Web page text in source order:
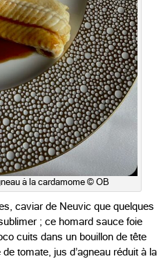
à la cardamome © OB
caviar de Neuvic que quelques
; ce homard sauce foie
cuits dans un bouillon de tête
tomate, jus d’agneau réduit à la